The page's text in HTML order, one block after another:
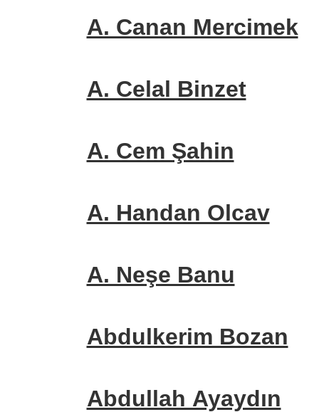
A. Canan Mercimek
A. Celal Binzet
A. Cem Şahin
A. Handan Olcav
A. Neşe Banu
Abdulkerim Bozan
Abdullah Ayaydın